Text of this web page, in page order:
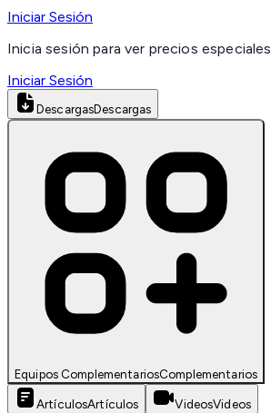
Iniciar Sesión
Inicia sesión para ver precios especiales
Iniciar Sesión
DescargasDescargas
Equipos ComplementariosComplementarios
ArtículosArtículos VideosVideos